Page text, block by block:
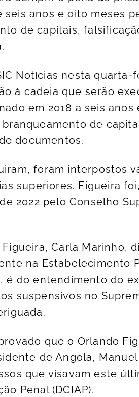
seis anos e oito meses
de capitais,
Notícias nesta
à cadeia que serão
em 2018 a seis
de
documentos.
foram interpostos
superiores. Figueira
2022 pelo Conselho
Figueira, Carla Marinho,
na Estabelecimento
é do entendimento do
suspensivos no
que o Orlando
de Angola,
que visavam este
Penal (DCIAP).